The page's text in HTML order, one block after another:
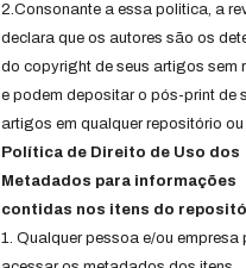
2.Consonante a essa politica, a
declara que os autores são os
do copyright de seus artigos sem
e podem depositar o pós-print de
artigos em qualquer repositório ou
Política de Direito de Uso dos
Metadados para informações
contidas nos itens do
1. Qualquer pessoa e/ou empresa